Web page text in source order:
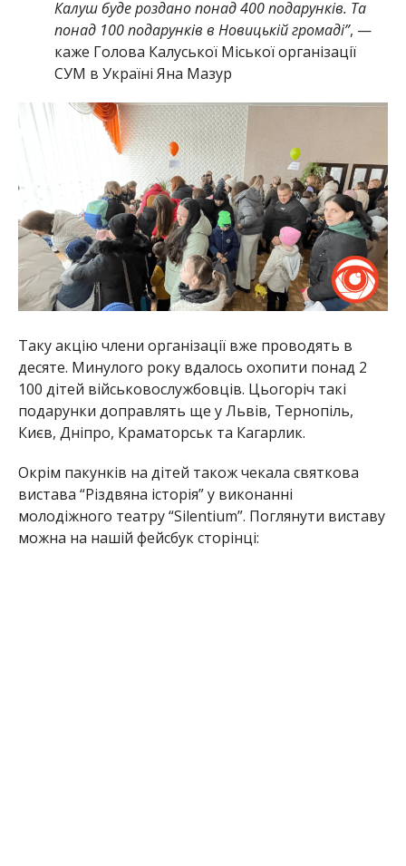
Калуш буде роздано понад 400 подарунків. Та
понад 100 подарунків в Новицькій громаді”, —
каже Голова Калуської Міської організації
СУМ в Україні Яна Мазур
Таку акцію члени організації вже проводять в
десяте. Минулого року вдалось охопити понад 2
100 дітей військовослужбовців. Цьогоріч такі
подарунки доправлять ще у Львів, Тернопіль,
Києв, Дніпро, Краматорськ та Кагарлик.
Окрім пакунків на дітей також чекала святкова
вистава “Різдвяна історія” у виконанні
молодіжного театру “Silentium”. Поглянути виставу
можна на нашій фейсбук сторінці: